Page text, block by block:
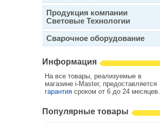
Продукция компании
Световые Технологии
Сварочное оборудование
Информация
На все товары, реализуемые в
магазине i-Master, предоставляется
гарантия сроком от 6 до 24 месяцев.
Популярные товары